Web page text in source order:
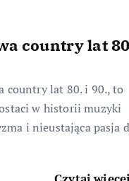
country lat
country lat 80. i 90., to
w historii muzyki
i nieustająca pasja